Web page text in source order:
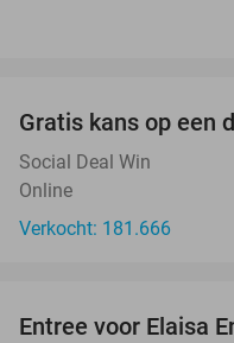
Gratis kans op een
Social Deal Win
Online
Verkocht: 181.666
Entree voor Elaisa